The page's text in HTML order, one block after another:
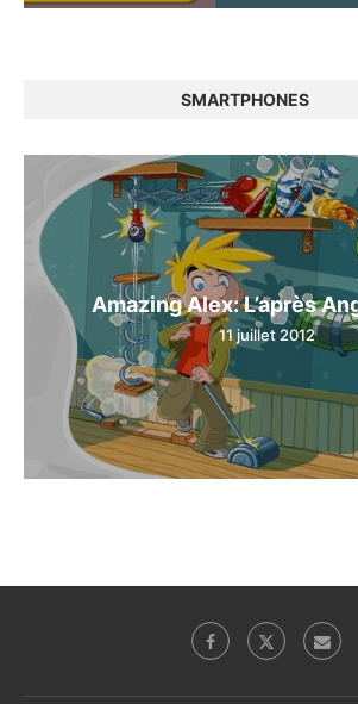
SMARTPHONES
Amazing Alex: L’après
11 juillet 2012